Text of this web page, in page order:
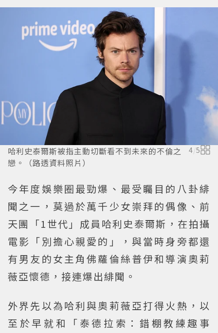
哈利史泰爾斯被指主動切斷看不到未來的不倫之
戀。（路透資料照片）
4/5
今年度娛樂圈最勁爆、最受矚目的八卦緋
聞之一，莫過於萬千少女崇拜的偶像、前
天團「1世代」成員哈利史泰爾斯，在拍攝
電影「別擔心親愛的」，與當時身旁都還
有男友的女主角佛蘿倫絲普伊和導演奧莉
薇亞懷德，接連爆出緋聞。
外界先以為哈利與奧莉薇亞打得火熱，以
至於早就和「泰德拉索：錯棚教練趣事